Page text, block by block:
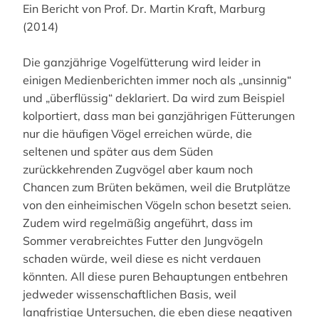
Ein Bericht von Prof. Dr. Martin Kraft, Marburg
(2014)
Die ganzjährige Vogelfütterung wird leider in
einigen Medienberichten immer noch als „unsinnig“
und „überflüssig“ deklariert. Da wird zum Beispiel
kolportiert, dass man bei ganzjährigen Fütterungen
nur die häufigen Vögel erreichen würde, die
seltenen und später aus dem Süden
zurückkehrenden Zugvögel aber kaum noch
Chancen zum Brüten bekämen, weil die Brutplätze
von den einheimischen Vögeln schon besetzt seien.
Zudem wird regelmäßig angeführt, dass im
Sommer verabreichtes Futter den Jungvögeln
schaden würde, weil diese es nicht verdauen
könnten. All diese puren Behauptungen entbehren
jedweder wissenschaftlichen Basis, weil
langfristige Untersuchen, die eben diese negativen